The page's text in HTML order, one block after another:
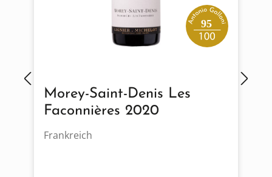
95
Morey-Saint-Denis Les
Faconnières 2020
Frankreich